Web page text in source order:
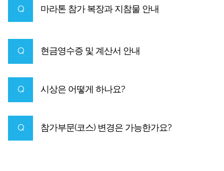
Q 마라톤 참가 복장과 지참물 안내
Q 현금영수증 및 계산서 안내
Q 시상은 어떻게 하나요?
Q 참가부문(코스) 변경은 가능한가요?